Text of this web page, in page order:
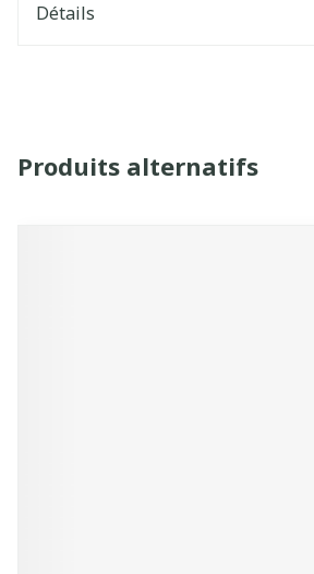
Détails
Produits alternatifs